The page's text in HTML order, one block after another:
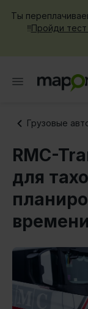
Ты
‼️Пройди
Грузовые
RMC-
для